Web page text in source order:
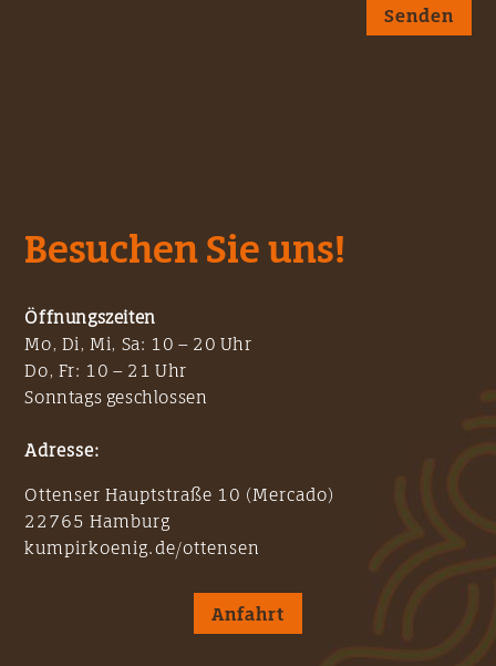
Senden
Besuchen Sie uns!
Öffnungszeiten
Mo, Di, Mi, Sa: 10 – 20 Uhr
Do, Fr: 10 – 21 Uhr
Sonntags geschlossen
Adresse:
Ottenser Hauptstraße 10 (Mercado)
22765 Hamburg
kumpirkoenig.de/ottensen
Anfahrt